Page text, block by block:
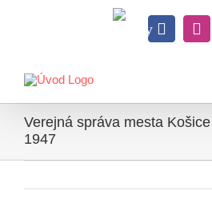
Knihy
Verejná správa mesta
1947